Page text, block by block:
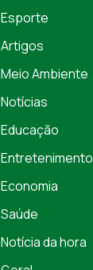
Esporte
Artigos
Meio Ambiente
Notícias
Educação
Entretenimento
Economia
Saúde
Notícia da hora